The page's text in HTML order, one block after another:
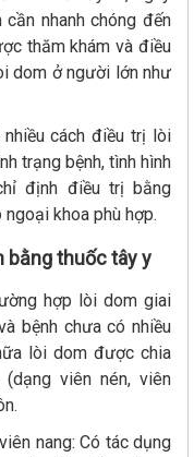
nhanh chóng đến
thăm khám và điều
dom ở người lớn như
cách điều trị lòi
trạng bệnh, tình hình
định điều trị bằng
khoa phù hợp.
bằng thuốc tây y
hợp lòi dom giai
bệnh chưa có nhiều
lòi dom được chia
viên nén, viên
nang: Có tác dụng